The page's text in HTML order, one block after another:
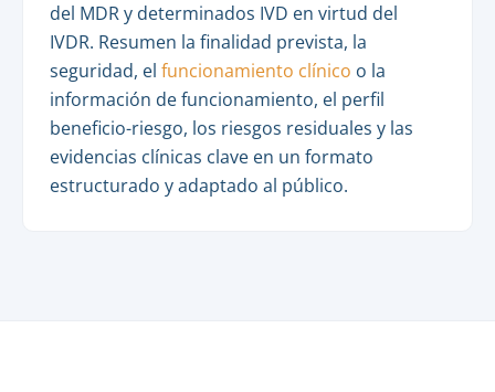
del MDR y determinados IVD en virtud del
IVDR. Resumen la finalidad prevista, la
seguridad, el funcionamiento clínico o la
información de funcionamiento, el perfil
beneficio-riesgo, los riesgos residuales y las
evidencias clínicas clave en un formato
estructurado y adaptado al público.